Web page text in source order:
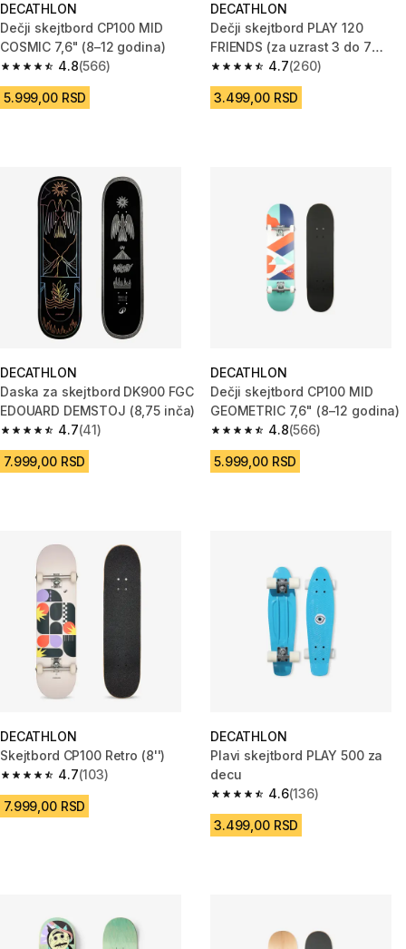
DECATHLON
Dečji skejtbord CP100 MID
COSMIC 7,6" (8–12 godina)
4.8
4.8 od 5 zvezdica from 566 Recenzije
(566)
5.999,00 RSD
DECATHLON
Dečji skejtbord PLAY 120
FRIENDS (za uzrast 3 do 7
godina)
4.7
4.7 od 5 zvezdica from 260
(260)
3.499,00 RSD
DECATHLON
Daska za skejtbord DK900 FGC
EDOUARD DEMSTOJ (8,75 inča)
4.7
4.7 od 5 zvezdica from 41 Recenzije
(41)
7.999,00 RSD
DECATHLON
Dečji skejtbord CP100 MID
GEOMETRIC 7,6" (8–12 godina)
4.8
4.8 od 5 zvezdica from 566
(566)
5.999,00 RSD
DECATHLON
Skejtbord CP100 Retro (8'')
4.7
4.7 od 5 zvezdica from 103 Recenzije
(103)
7.999,00 RSD
DECATHLON
Plavi skejtbord PLAY 500 za
decu
4.6
4.6 od 5 zvezdica from 136
(136)
3.499,00 RSD